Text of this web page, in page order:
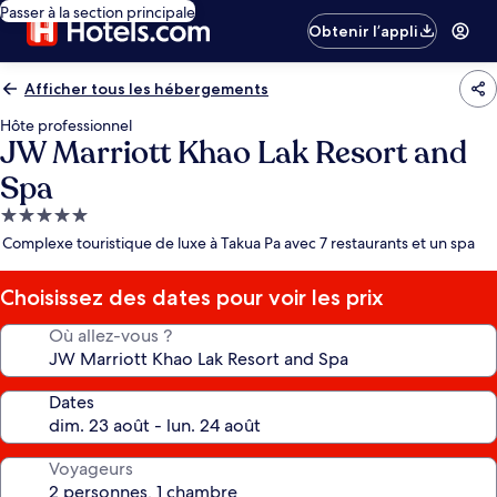
Passer à la section principale
Obtenir l’appli
Afficher tous les hébergements
Hôte professionnel
JW Marriott Khao Lak Resort and
Spa
Hébergement
5.0 étoiles
Complexe touristique de luxe à Takua Pa avec 7 restaurants et un spa
Choisissez des dates pour voir les prix
Où allez-vous ?
Dates
Voyageurs